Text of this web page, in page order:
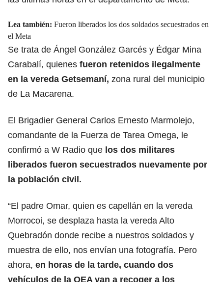
Lea también: Fueron liberados los dos soldados secuestrados en
el Meta
Se trata de Ángel González Garcés y Édgar Mina
Carabalí, quienes fueron retenidos ilegalmente
en la vereda Getsemaní, zona rural del municipio
de La Macarena.
El Brigadier General Carlos Ernesto Marmolejo,
comandante de la Fuerza de Tarea Omega, le
confirmó a W Radio que los dos militares
liberados fueron secuestrados nuevamente por
la población civil.
“El padre Omar, quien es capellán en la vereda
Morrocoi, se desplaza hasta la vereda Alto
Quebradón donde recibe a nuestros soldados y
muestra de ello, nos envían una fotografía. Pero
ahora, en horas de la tarde, cuando dos
vehículos de la OEA van a recoger a los